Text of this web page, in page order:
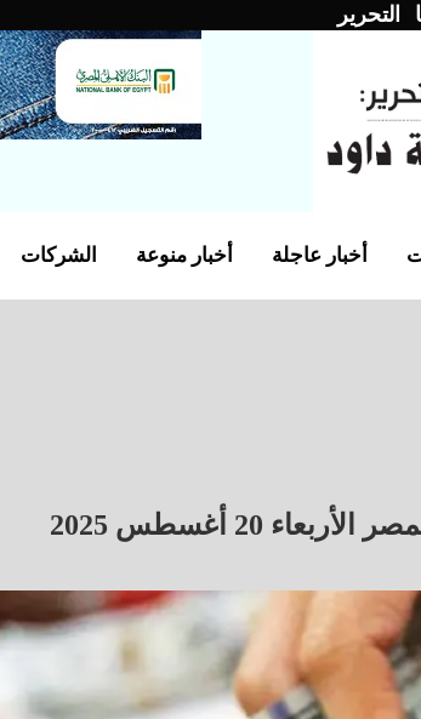
التحرير
الشركات أخبار منوعة أخبار عاجلة